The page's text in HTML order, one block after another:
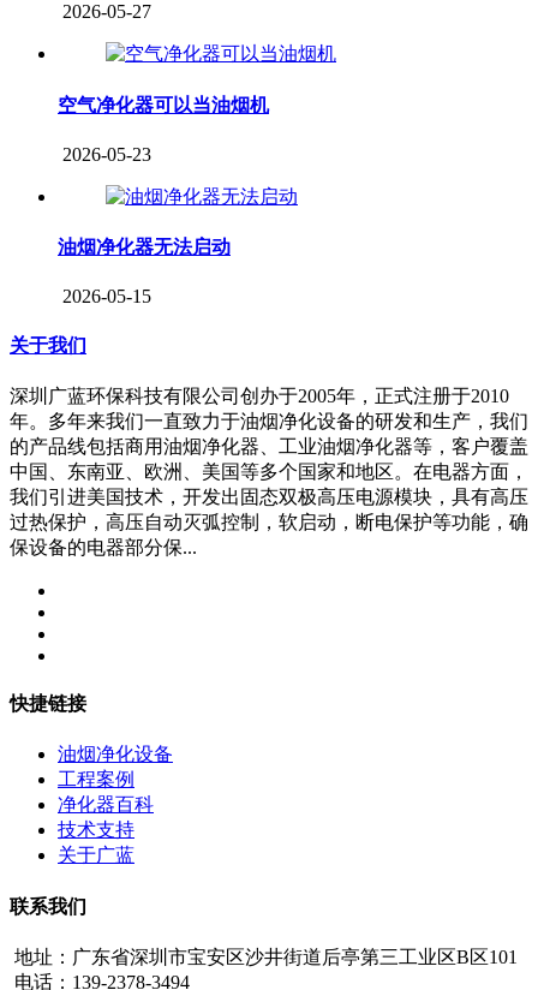
2026-05-27
空气净化器可以当油烟机
2026-05-23
油烟净化器无法启动
2026-05-15
关于我们
深圳广蓝环保科技有限公司创办于2005年，正式注册于2010
年。多年来我们一直致力于油烟净化设备的研发和生产，我们
的产品线包括商用油烟净化器、工业油烟净化器等，客户覆盖
中国、东南亚、欧洲、美国等多个国家和地区。在电器方面，
我们引进美国技术，开发出固态双极高压电源模块，具有高压
过热保护，高压自动灭弧控制，软启动，断电保护等功能，确
保设备的电器部分保...
快捷链接
油烟净化设备
工程案例
净化器百科
技术支持
关于广蓝
联系我们
地址：广东省深圳市宝安区沙井街道后亭第三工业区B区101
电话：139-2378-3494